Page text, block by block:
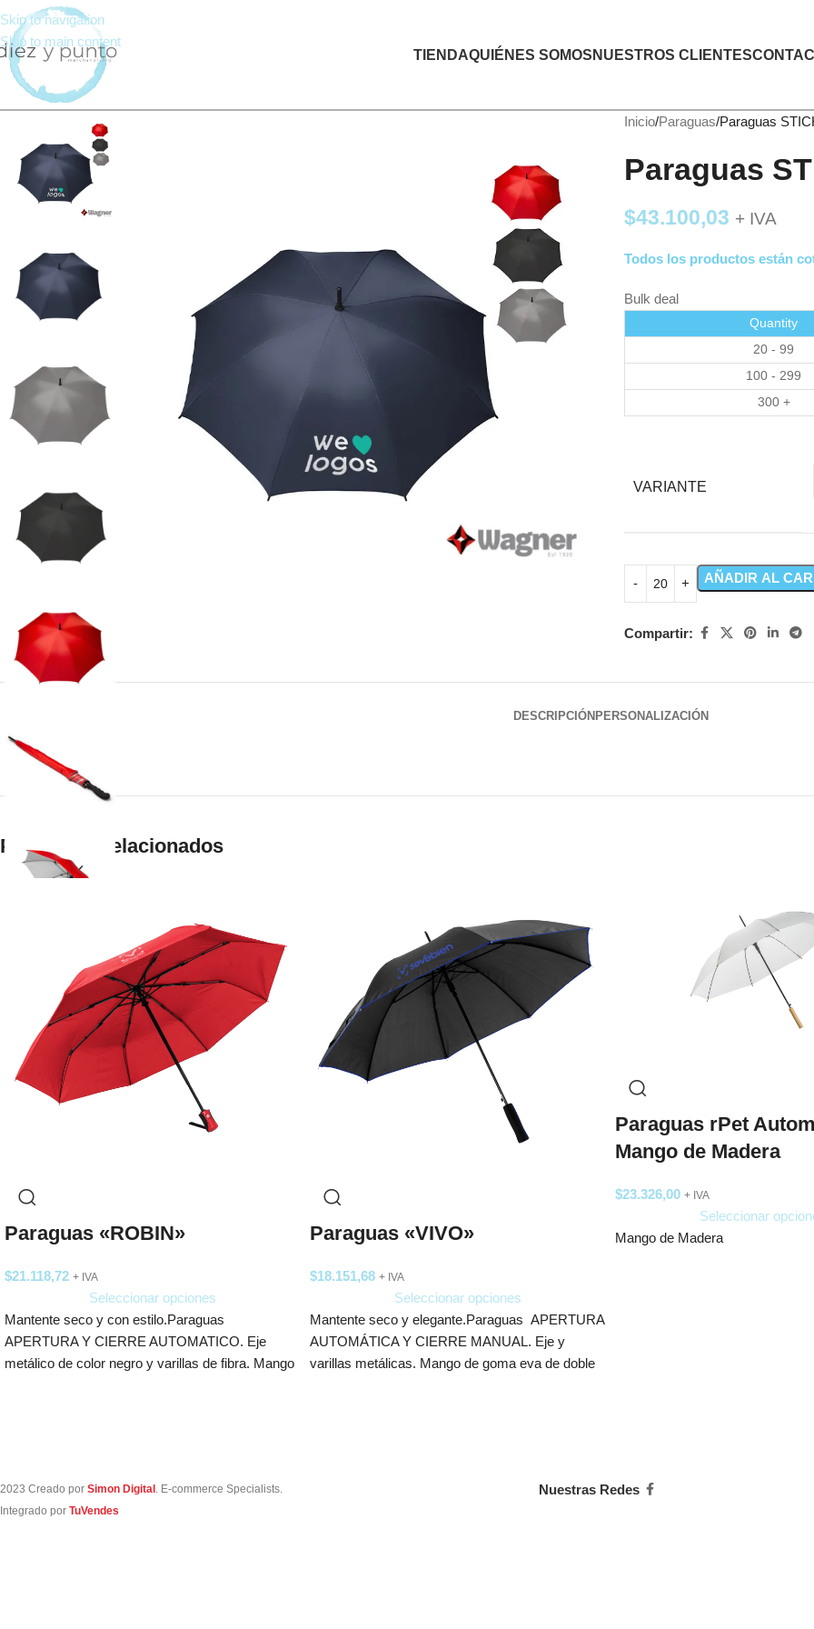
Skip to navigation
Skip to main content
TIENDAQUIÉNES SOMOS NUESTROS CLIENTES
Inicio Paraguas Paraguas
Paraguas
$43.100,03 + IVA
Todos los productos están
Bulk deal
Quantity
20 - 99
100 - 299
300 +
VARIANTE
AÑADIR AL
Compartir:
DESCRIPCIÓN PERSONALIZACIÓN
Productos relacionados
Paraguas «ROBIN»
$21.118,72 + IVA
Seleccionar opciones
Mantente seco y con estilo.Paraguas
APERTURA Y CIERRE AUTOMATICO. Eje
metálico de color negro y varillas de fibra. Mango
Paraguas «VIVO»
$18.151,68 + IVA
Seleccionar opciones
Mantente seco y elegante.Paraguas APERTURA
AUTOMÁTICA Y CIERRE MANUAL. Eje y
varillas metálicas. Mango de goma eva de doble
Paraguas rPet
Mango de Madera
$23.326,00 + IVA
Seleccionar
Mango de Madera
2023 Creado por Simon Digital . E-commerce Specialists.
Integrado por TuVendes
Nuestras Redes